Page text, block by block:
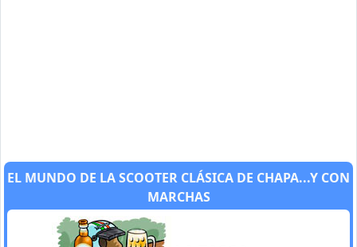
EL MUNDO DE LA SCOOTER CLÁSICA DE CHAPA...Y CON
MARCHAS